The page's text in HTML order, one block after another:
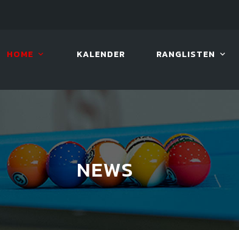
HOME KALENDER RANGLISTEN
NEWS